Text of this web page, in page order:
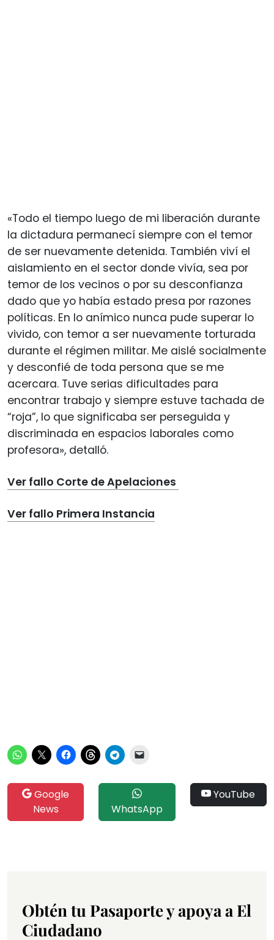
«Todo el tiempo luego de mi liberación durante
la dictadura permanecí siempre con el temor
de ser nuevamente detenida. También viví el
aislamiento en el sector donde vivía, sea por
temor de los vecinos o por su desconfianza
dado que yo había estado presa por razones
políticas. En lo anímico nunca pude superar lo
vivido, con temor a ser nuevamente torturada
durante el régimen militar. Me aislé socialmente
y desconfié de toda persona que se me
acercara. Tuve serias dificultades para
encontrar trabajo y siempre estuve tachada de
“roja”, lo que significaba ser perseguida y
discriminada en espacios laborales como
profesora», detalló.
Ver fallo Corte de Apelaciones
Ver fallo Primera Instancia
Google
News
WhatsApp
YouTube
Obtén tu Pasaporte y apoya a El
Ciudadano